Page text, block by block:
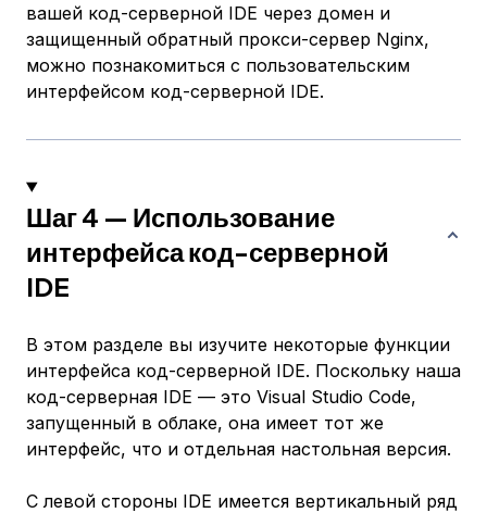
вашей код-серверной IDE через домен и
защищенный обратный прокси-сервер Nginx,
можно познакомиться с пользовательским
интерфейсом код-серверной IDE.
Шаг 4 — Использование
интерфейса код-серверной
IDE
В этом разделе вы изучите некоторые функции
интерфейса код-серверной IDE. Поскольку наша
код-серверная IDE — это Visual Studio Code,
запущенный в облаке, она имеет тот же
интерфейс, что и отдельная настольная версия.
С левой стороны IDE имеется вертикальный ряд